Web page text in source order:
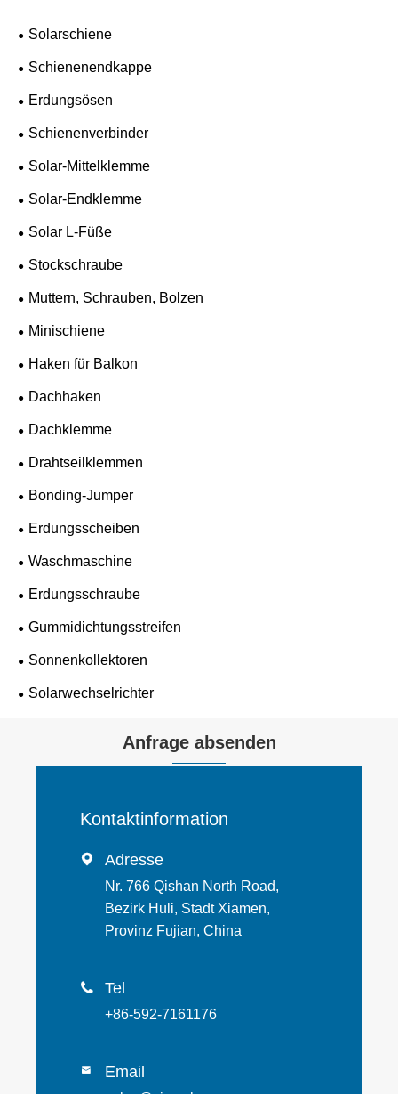
Solarschiene
Schienenendkappe
Erdungsösen
Schienenverbinder
Solar-Mittelklemme
Solar-Endklemme
Solar L-Füße
Stockschraube
Muttern, Schrauben, Bolzen
Minischiene
Haken für Balkon
Dachhaken
Dachklemme
Drahtseilklemmen
Bonding-Jumper
Erdungsscheiben
Waschmaschine
Erdungsschraube
Gummidichtungsstreifen
Sonnenkollektoren
Solarwechselrichter
Anfrage absenden
Kontaktinformation
 Adresse
Nr. 766 Qishan North Road,
Bezirk Huli, Stadt Xiamen,
Provinz Fujian, China
 Tel
+86-592-7161176
 Email